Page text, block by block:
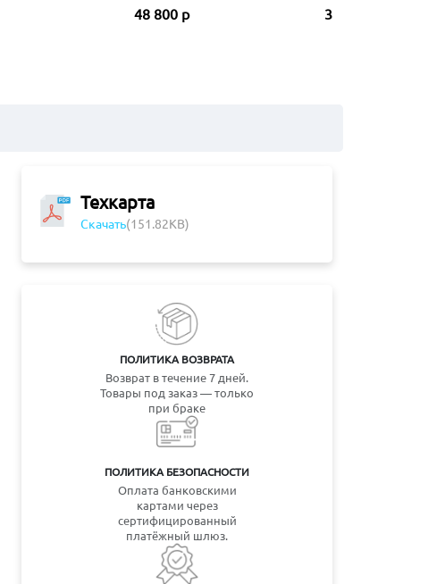
48 800 р 32 000 р
Техкарта
Скачать(151.82KB)
ПОЛИТИКА ВОЗВРАТА
Возврат в течение 7 дней.
Товары под заказ — только
при браке
ПОЛИТИКА БЕЗОПАСНОСТИ
Оплата банковскими
картами через
сертифицированный
платёжный шлюз.